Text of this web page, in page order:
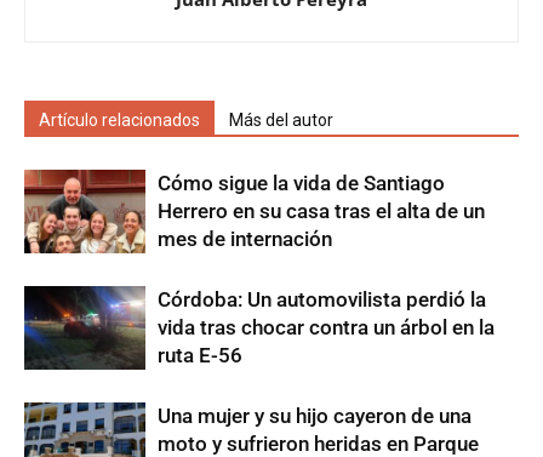
Artículo relacionados Más del autor
Cómo sigue la vida de Santiago
Herrero en su casa tras el alta de un
mes de internación
Córdoba: Un automovilista perdió la
vida tras chocar contra un árbol en la
ruta E-56
Una mujer y su hijo cayeron de una
moto y sufrieron heridas en Parque